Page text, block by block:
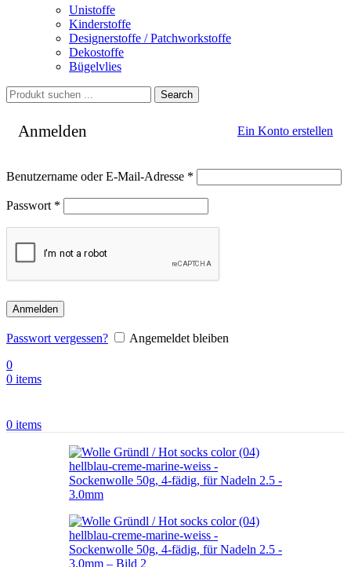
Unistoffe
Kinderstoffe
Designerstoffe / Patchworkstoffe
Dekostoffe
Bügelvlies
Search
Anmelden Ein Konto erstellen
Benutzername oder E-Mail-Adresse *
Passwort *
Anmelden
Passwort vergessen?
Angemeldet bleiben
0
0 items
0 items